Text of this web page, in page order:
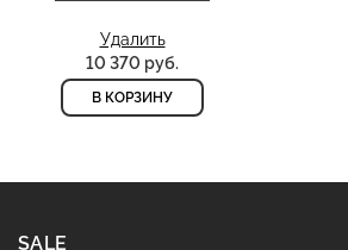
Удалить
10 370 руб.
В КОРЗИНУ
SALE